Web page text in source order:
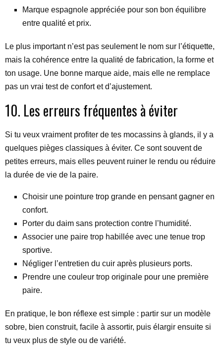
Marque espagnole appréciée pour son bon équilibre
entre qualité et prix.
Le plus important n’est pas seulement le nom sur l’étiquette,
mais la cohérence entre la qualité de fabrication, la forme et
ton usage. Une bonne marque aide, mais elle ne remplace
pas un vrai test de confort et d’ajustement.
10. Les erreurs fréquentes à éviter
Si tu veux vraiment profiter de tes mocassins à glands, il y a
quelques pièges classiques à éviter. Ce sont souvent de
petites erreurs, mais elles peuvent ruiner le rendu ou réduire
la durée de vie de la paire.
Choisir une pointure trop grande en pensant gagner en
confort.
Porter du daim sans protection contre l’humidité.
Associer une paire trop habillée avec une tenue trop
sportive.
Négliger l’entretien du cuir après plusieurs ports.
Prendre une couleur trop originale pour une première
paire.
En pratique, le bon réflexe est simple : partir sur un modèle
sobre, bien construit, facile à assortir, puis élargir ensuite si
tu veux plus de style ou de variété.